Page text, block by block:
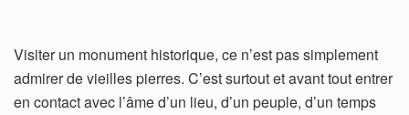
Visiter un monument historique, ce n’est pas simplement
admirer de vieilles pierres. C’est surtout et avant tout entrer
en contact avec l’âme d’un lieu, d’un peuple, d’un temps